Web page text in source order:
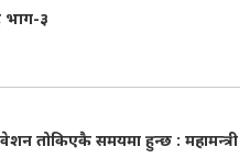
भाग-३
तोकिएकै समयमा हुन्छ : महामन्त्री